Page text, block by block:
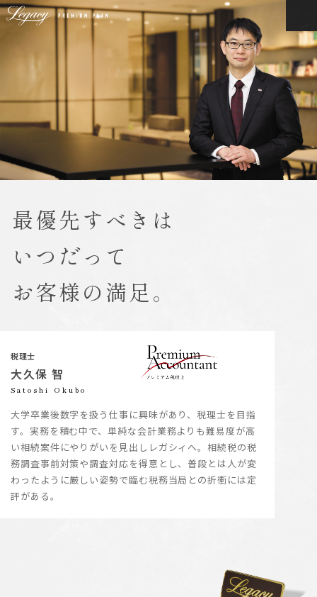
最優先すべきは
いつだって
お客様の満足。
税理士
大久保 智
Satoshi Okubo
大学卒業後数字を扱う仕事に興味があり、税理士を目指
す。実務を積む中で、単純な会計業務よりも難易度が高
い相続案件にやりがいを見出しレガシィへ。相続税の税
務調査事前対策や調査対応を得意とし、普段とは人が変
わったように厳しい姿勢で臨む税務当局との折衝には定
評がある。